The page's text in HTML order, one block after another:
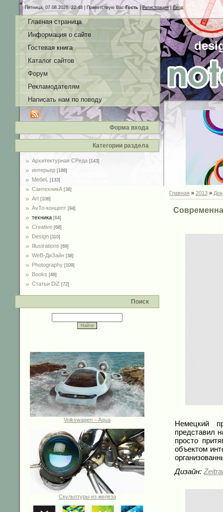
Пятница, 07.08.2026, 22:48 | Приветствую Вас Гость Регистрация| Вход
Главная страница
Информация о сайте
Гостевая книга
Каталог сайтов
Форум
Рекламодателям
Написать нам по поводу
Форма входа
Категории раздела
Архитектурная СРеда [143]
интерьер [188]
MебеL [133]
СантехникА [38]
Art [106]
AvTo-концепт [94]
техника [64]
Creative [68]
Design [110]
Illustrations [69]
WeB-ДиЗайн [38]
Photography [109]
Books [48]
Статьи DiZ [72]
Поиск
Volkswagen – Aqua
Скульптуры из железа
Главная » 2013 »
Немецкий
представил
просто
объектом
Дизайн: